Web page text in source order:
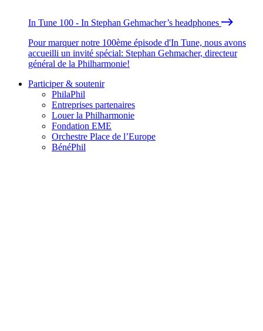
In Tune 100 - In Stephan Gehmacher’s headphones
Pour marquer notre 100ème épisode d'In Tune, nous avons
accueilli un invité spécial: Stephan Gehmacher, directeur
général de la Philharmonie!
Participer & soutenir
PhilaPhil
Entreprises partenaires
Louer la Philharmonie
Fondation EME
Orchestre Place de l’Europe
BénéPhil